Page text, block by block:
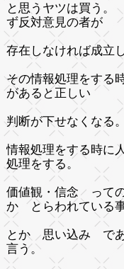
と思うヤツは買う
ず反対意見の者が
存在しなければ成立
その情報処理をする
があると正しい
判断が下せなくなる
情報処理をする時に
処理をする。
価値観・信念 って
か とらわれている
とか 思い込み であ
言う。